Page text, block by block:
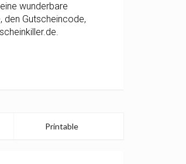
wunderbare
den Gutscheincode,
Printable